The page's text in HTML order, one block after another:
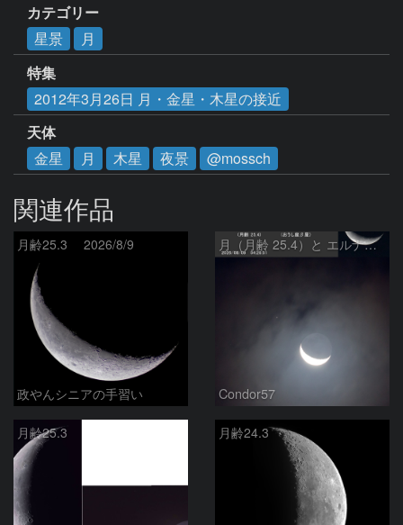
カテゴリー
星景
月
特集
2012年3月26日 月・金星・木星の接近
天体
金星
月 木星 夜景 @mossch
関連作品
月齢25.3 2026/8/9
政やんシニアの手習い
月（月齢 25.4）と エルナト（おうし座β星）
Condor57
月齢25.3 月齢24.3